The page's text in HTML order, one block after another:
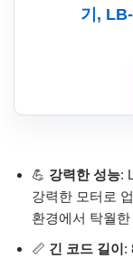
기,
💪 강력한 성능:
강력한 모터로
환경에서 탁월
📏 긴 코드 길이: